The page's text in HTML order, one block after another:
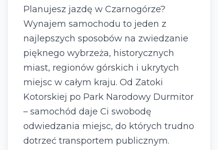
Planujesz jazdę w Czarnogórze?
Wynajem samochodu to jeden z
najlepszych sposobów na zwiedzanie
pięknego wybrzeża, historycznych
miast, regionów górskich i ukrytych
miejsc w całym kraju. Od Zatoki
Kotorskiej po Park Narodowy Durmitor
– samochód daje Ci swobodę
odwiedzania miejsc, do których trudno
dotrzeć transportem publicznym.